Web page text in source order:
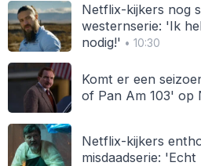
Netflix-kijkers nog
westernserie: 'Ik
nodig!' • 10:30
Komt er een
of Pan Am 103' op
Netflix-kijkers
misdaadserie: